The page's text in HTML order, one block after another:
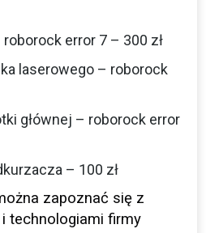
roborock error 7 – 300 zł
laserowego – roborock
głównej – roborock error
– 100 zł
zapoznać się z
technologiami firmy